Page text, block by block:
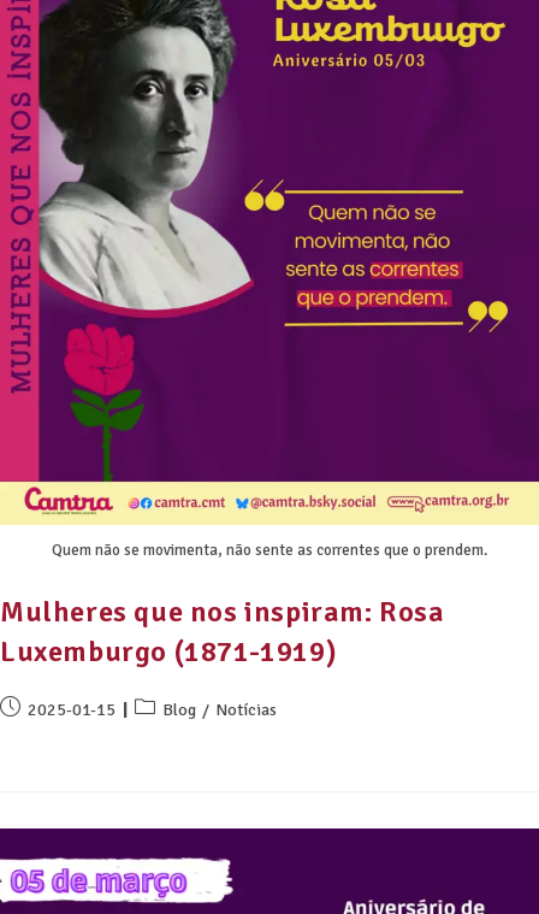
Quem não se movimenta, não sente as correntes que o prendem.
Mulheres que nos inspiram: Rosa
Luxemburgo (1871-1919)
2025-01-15 Blog / Notícias